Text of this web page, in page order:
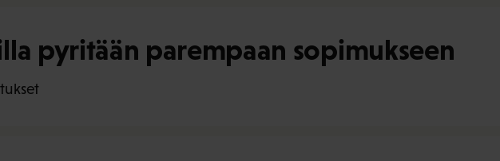
pyritään parempaan sopimukseen